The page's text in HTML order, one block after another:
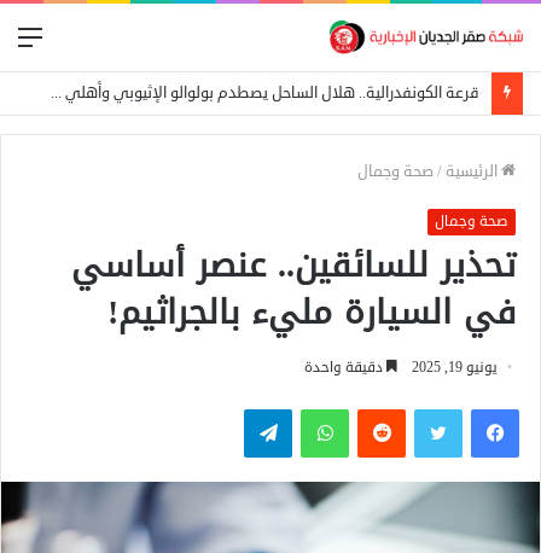
قرعة الكونفدرالية.. هلال الساحل يصطدم بولوالو الإثيوبي وأهلي مدني في مواجهة توسكر الكيني
الرئيسية / صحة وجمال
صحة وجمال
تحذير للسائقين.. عنصر أساسي
في السيارة مليء بالجراثيم!
يونيو 19, 2025 دقيقة واحدة
فيسبوكتويتر واتساب تيلقرام